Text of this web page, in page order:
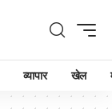
व्यापार खेल